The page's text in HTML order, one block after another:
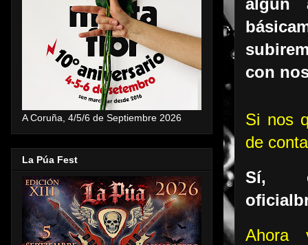
algún
con
Si nos
de
Sí,
Ahora
A Coruña, 4/5/6 de Septiembre 2026
La Púa Fest